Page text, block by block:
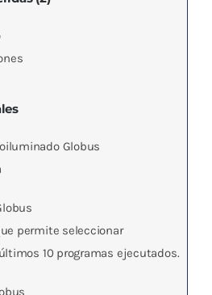
permite seleccionar
10 programas ejecutados.